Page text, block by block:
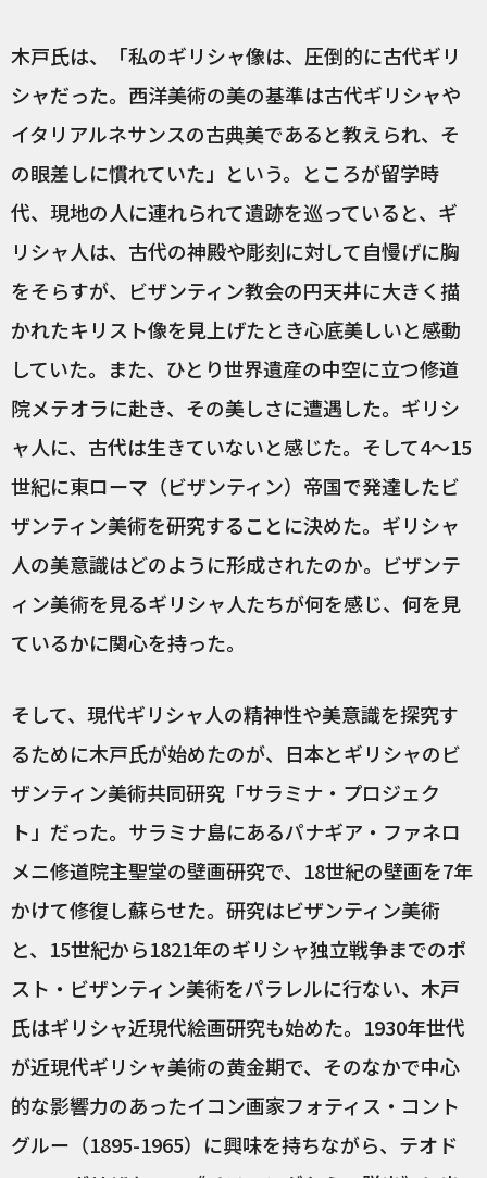
木戸氏は、「私のギリシャ像は、圧倒的に古代ギリ
シャだった。西洋美術の美の基準は古代ギリシャや
イタリアルネサンスの古典美であると教えられ、そ
の眼差しに慣れていた」という。ところが留学時
代、現地の人に連れられて遺跡を巡っていると、ギ
リシャ人は、古代の神殿や彫刻に対して自慢げに胸
をそらすが、ビザンティン教会の円天井に大きく描
かれたキリスト像を見上げたとき心底美しいと感動
していた。また、ひとり世界遺産の中空に立つ修道
院メテオラに赴き、その美しさに遭遇した。ギリシ
ャ人に、古代は生きていないと感じた。そして4～15
世紀に東ローマ（ビザンティン）帝国で発達したビ
ザンティン美術を研究することに決めた。ギリシャ
人の美意識はどのように形成されたのか。ビザンテ
ィン美術を見るギリシャ人たちが何を感じ、何を見
ているかに関心を持った。
そして、現代ギリシャ人の精神性や美意識を探究す
るために木戸氏が始めたのが、日本とギリシャのビ
ザンティン美術共同研究「サラミナ・プロジェク
ト」だった。サラミナ島にあるパナギア・ファネロ
メニ修道院主聖堂の壁画研究で、18世紀の壁画を7年
かけて修復し蘇らせた。研究はビザンティン美術
と、15世紀から1821年のギリシャ独立戦争までのポ
スト・ビザンティン美術をパラレルに行ない、木戸
氏はギリシャ近現代絵画研究も始めた。1930年世代
が近現代ギリシャ美術の黄金期で、そのなかで中心
的な影響力のあったイコン画家フォティス・コント
グルー（1895-1965）に興味を持ちながら、テオド